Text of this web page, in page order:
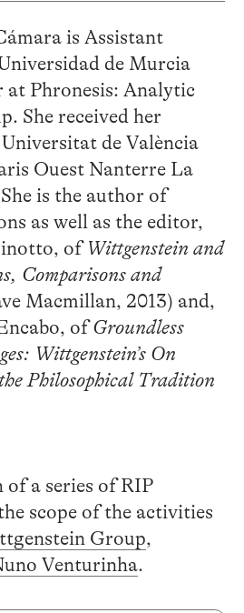
is Assistant
de Murcia
at Phronesis: Analytic
She received her
de València
Ouest Nanterre La
is the author of
as well as the editor,
of Wittgenstein and
Comparisons and
Macmillan, 2013) and,
ofGroundless
Wittgenstein’s On
Philosophical Tradition
a series of RIP
scope of the activities
Group,
Venturinha.